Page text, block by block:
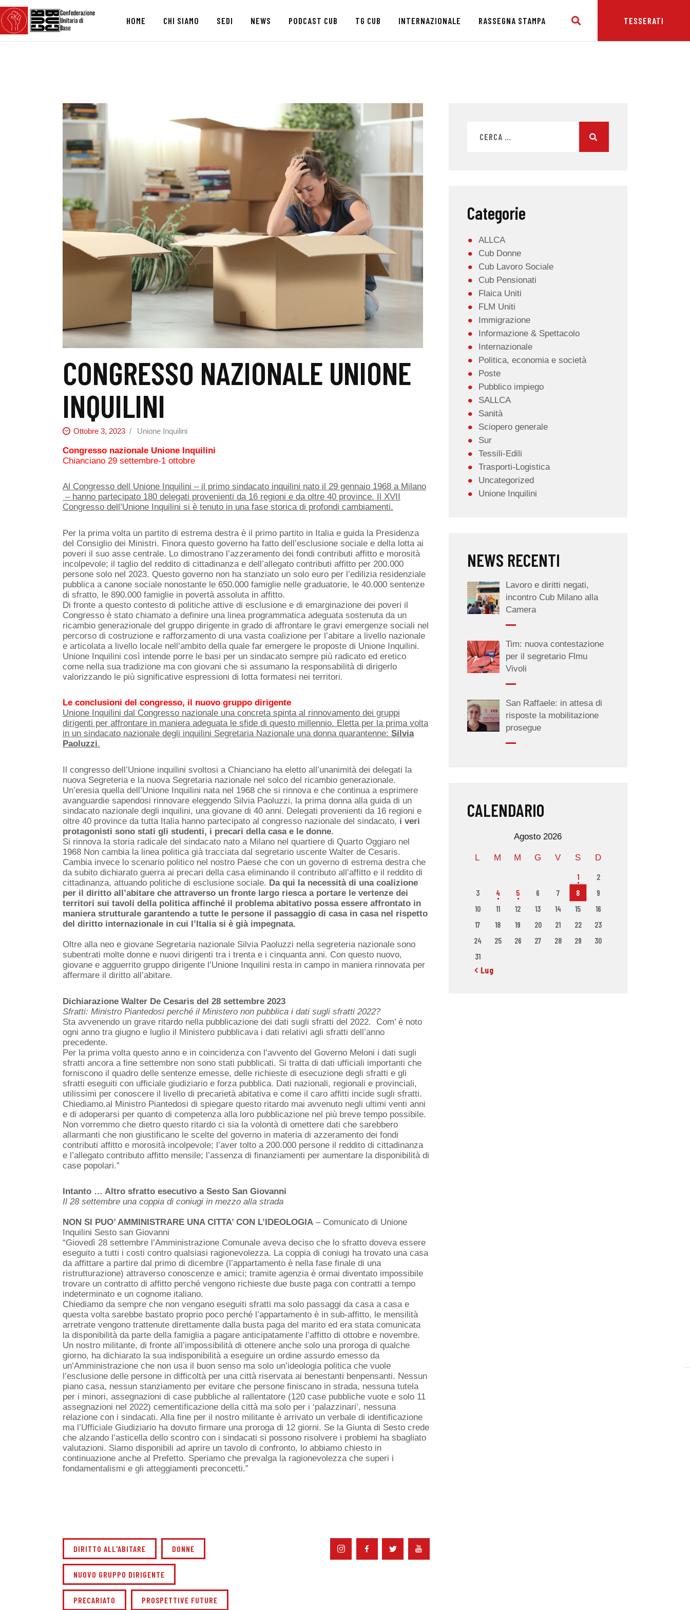
HOME CHI SIAMO SEDI NEWS PODCAST CUB TG CUB INTERNAZIONALE RASSEGNA STAMPA TESSERATI
HOME
CHI SIAMO
PODCAST CUB
TG CUB
INTERNAZIONALE
RASSEGNA STAMPA
CONGRESSO NAZIONALE UNIONE
INQUILINI
Ottobre 3, 2023 Unione Inquilini
Congresso nazionale Unione Inquilini
Chianciano 29 settembre-1 ottobre
Al Congresso dell Unione Inquilini – il primo sindacato inquilini nato il 29 gennaio 1968 a Milano
– hanno partecipato 180 delegati provenienti da 16 regioni e da oltre 40 province. Il XVII
Congresso dell’Unione Inquilini si è tenuto in una fase storica di profondi cambiamenti.
Per la prima volta un partito di estrema destra è il primo partito in Italia e guida la Presidenza
del Consiglio dei Ministri. Finora questo governo ha fatto dell’esclusione sociale e della lotta ai
poveri il suo asse centrale. Lo dimostrano l’azzeramento dei fondi contributi affitto e morosità
incolpevole; il taglio del reddito di cittadinanza e dell’allegato contributi affitto per 200.000
persone solo nel 2023. Questo governo non ha stanziato un solo euro per l’edilizia residenziale
pubblica a canone sociale nonostante le 650.000 famiglie nelle graduatorie, le 40.000 sentenze
di sfratto, le 890.000 famiglie in povertà assoluta in affitto.
Di fronte a questo contesto di politiche attive di esclusione e di emarginazione dei poveri il
Congresso è stato chiamato a definire una linea programmatica adeguata sostenuta da un
ricambio generazionale del gruppo dirigente in grado di affrontare le gravi emergenze sociali nel
percorso di costruzione e rafforzamento di una vasta coalizione per l’abitare a livello nazionale
e articolata a livello locale nell’ambito della quale far emergere le proposte di Unione Inquilini.
Unione Inquilini così intende porre le basi per un sindacato sempre più radicato ed eretico
come nella sua tradizione ma con giovani che si assumano la responsabilità di dirigerlo
valorizzando le più significative espressioni di lotta formatesi nei territori.
Le conclusioni del congresso, il nuovo gruppo dirigente
Unione Inquilini dal Congresso nazionale una concreta spinta al rinnovamento dei gruppi
dirigenti per affrontare in maniera adeguata le sfide di questo millennio. Eletta per la prima volta
in un sindacato nazionale degli inquilini Segretaria Nazionale una donna quarantenne: Silvia
Paoluzzi.
Il congresso dell’Unione inquilini svoltosi a Chianciano ha eletto all’unanimità dei delegati la
nuova Segreteria e la nuova Segretaria nazionale nel solco del ricambio generazionale.
Un’eresia quella dell’Unione Inquilini nata nel 1968 che si rinnova e che continua a esprimere
avanguardie sapendosi rinnovare eleggendo Silvia Paoluzzi, la prima donna alla guida di un
sindacato nazionale degli inquilini, una giovane di 40 anni. Delegati provenienti da 16 regioni e
oltre 40 province da tutta Italia hanno partecipato al congresso nazionale del sindacato, i veri
protagonisti sono stati gli studenti, i precari della casa e le donne.
Si rinnova la storia radicale del sindacato nato a Milano nel quartiere di Quarto Oggiaro nel
1968 Non cambia la linea politica già tracciata dal segretario uscente Walter de Cesaris.
Cambia invece lo scenario politico nel nostro Paese che con un governo di estrema destra che
da subito dichiarato guerra ai precari della casa eliminando il contributo all’affitto e il reddito di
cittadinanza, attuando politiche di esclusione sociale. Da qui la necessità di una coalizione
per il diritto all’abitare che attraverso un fronte largo riesca a portare le vertenze dei
territori sui tavoli della politica affinché il problema abitativo possa essere affrontato in
maniera strutturale garantendo a tutte le persone il passaggio di casa in casa nel rispetto
del diritto internazionale in cui l’Italia si è già impegnata.
Oltre alla neo e giovane Segretaria nazionale Silvia Paoluzzi nella segreteria nazionale sono
subentrati molte donne e nuovi dirigenti tra i trenta e i cinquanta anni. Con questo nuovo,
giovane e agguerrito gruppo dirigente l’Unione Inquilini resta in campo in maniera rinnovata per
affermare il diritto all’abitare.
Dichiarazione Walter De Cesaris del 28 settembre 2023
Sfratti: Ministro Piantedosi perché il Ministero non pubblica i dati sugli sfratti 2022?
Sta avvenendo un grave ritardo nella pubblicazione dei dati sugli sfratti del 2022. Com’ è noto
ogni anno tra giugno e luglio il Ministero pubblicava i dati relativi agli sfratti dell’anno
precedente.
Per la prima volta questo anno e in coincidenza con l’avvento del Governo Meloni i dati sugli
sfratti ancora a fine settembre non sono stati pubblicati. Si tratta di dati ufficiali importanti che
forniscono il quadro delle sentenze emesse, delle richieste di esecuzione degli sfratti e gli
sfratti eseguiti con ufficiale giudiziario e forza pubblica. Dati nazionali, regionali e provinciali,
utilissimi per conoscere il livello di precarietà abitativa e come il caro affitti incide sugli sfratti.
Chiediamo.al Ministro Piantedosi di spiegare questo ritardo mai avvenuto negli ultimi venti anni
e di adoperarsi per quanto di competenza alla loro pubblicazione nel più breve tempo possibile.
Non vorremmo che dietro questo ritardo ci sia la volontà di omettere dati che sarebbero
allarmanti che non giustificano le scelte del governo in materia di azzeramento dei fondi
contributi affitto e morosità incolpevole; l’aver tolto a 200.000 persone il reddito di cittadinanza
e l’allegato contributo affitto mensile; l’assenza di finanziamenti per aumentare la disponibilità di
case popolari.”
Intanto … Altro sfratto esecutivo a Sesto San Giovanni
Il 28 settembre una coppia di coniugi in mezzo alla strada
NON SI PUO’ AMMINISTRARE UNA CITTA’ CON L’IDEOLOGIA – Comunicato di Unione
Inquilini Sesto san Giovanni
“Giovedì 28 settembre l’Amministrazione Comunale aveva deciso che lo sfratto doveva essere
eseguito a tutti i costi contro qualsiasi ragionevolezza. La coppia di coniugi ha trovato una casa
da affittare a partire dal primo di dicembre (l’appartamento è nella fase finale di una
ristrutturazione) attraverso conoscenze e amici; tramite agenzia è ormai diventato impossibile
trovare un contratto di affitto perché vengono richieste due buste paga con contratti a tempo
indeterminato e un cognome italiano.
Chiediamo da sempre che non vengano eseguiti sfratti ma solo passaggi da casa a casa e
questa volta sarebbe bastato proprio poco perché l’appartamento è in sub-affitto, le mensilità
arretrate vengono trattenute direttamente dalla busta paga del marito ed era stata comunicata
la disponibilità da parte della famiglia a pagare anticipatamente l’affitto di ottobre e novembre.
Un nostro militante, di fronte all’impossibilità di ottenere anche solo una proroga di qualche
giorno, ha dichiarato la sua indisponibilità a eseguire un ordine assurdo emesso da
un’Amministrazione che non usa il buon senso ma solo un’ideologia politica che vuole
l’esclusione delle persone in difficoltà per una città riservata ai benestanti benpensanti. Nessun
piano casa, nessun stanziamento per evitare che persone finiscano in strada, nessuna tutela
per i minori, assegnazioni di case pubbliche al rallentatore (120 case pubbliche vuote e solo 11
assegnazioni nel 2022) cementificazione della città ma solo per i ‘palazzinari’, nessuna
relazione con i sindacati. Alla fine per il nostro militante è arrivato un verbale di identificazione
ma l’Ufficiale Giudiziario ha dovuto firmare una proroga di 12 giorni. Se la Giunta di Sesto crede
che alzando l’asticella dello scontro con i sindacati si possono risolvere i problemi ha sbagliato
valutazioni. Siamo disponibili ad aprire un tavolo di confronto, lo abbiamo chiesto in
continuazione anche al Prefetto. Speriamo che prevalga la ragionevolezza che superi i
fondamentalismi e gli atteggiamenti preconcetti.”
DIRITTO ALL'ABITARE DONNE
NUOVO GRUPPO DIRIGENTE
PRECARIATO PROSPETTIVE FUTURE
Categorie
ALLCA
Cub Donne
Cub Lavoro Sociale
Cub Pensionati
Flaica Uniti
FLM Uniti
Immigrazione
Informazione & Spettacolo
Internazionale
Politica, economia e società
Poste
Pubblico impiego
SALLCA
Sanità
Sciopero generale
Sur
Tessili-Edili
Trasporti-Logistica
Uncategorized
Unione Inquilini
NEWS RECENTI
Lavoro e diritti negati,
incontro Cub Milano alla
Camera
Tim: nuova contestazione
per il segretario Flmu
Vivoli
San Raffaele: in attesa di
risposte la mobilitazione
prosegue
CALENDARIO
Agosto 2026
L M M G V S D
1
2
3
4 5 6 7 8
9
10
11 12 13 14 15
16
17
18 19 20 21 22
23
24
25 26 27 28 29
30
31
« Lug